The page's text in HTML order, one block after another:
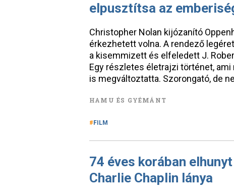
elpusztítsa az
Christopher Nolan kijózanító
érkezhetett volna. A rendező
a kisemmizett és elfeledett J.
Egy részletes életrajzi történet,
is megváltoztatta. Szorongató, de
HAMU ÉS GYÉMÁNT
FILM
74 éves korában
Charlie Chaplin lánya